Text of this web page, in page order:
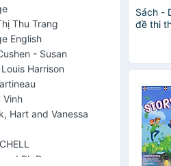
Thu Trang
English
- Susan
Harrison
Vinh
Hart and Vanessa
Ph.D.
Sách -
đề thi